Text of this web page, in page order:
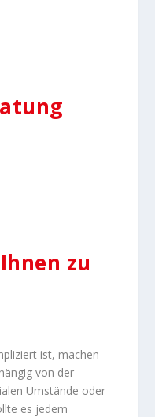
zu
ist, machen
von der
Umstände oder
es jedem